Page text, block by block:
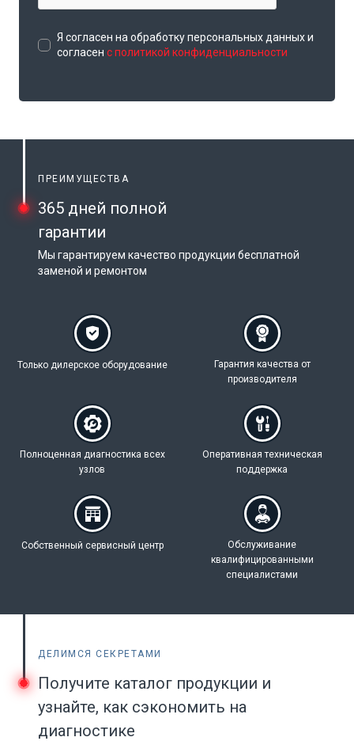
Я согласен на обработку персональных данных и
согласен с политикой конфиденциальности
ПРЕИМУЩЕСТВА
365 дней полной
гарантии
Мы гарантируем качество продукции бесплатной
заменой и ремонтом
Только дилерское оборудование Гарантия качества от
производителя
Полноценная диагностика всех
узлов
Оперативная техническая
поддержка
Собственный сервисный центр
Обслуживание
квалифицированными
специалистами
ДЕЛИМСЯ СЕКРЕТАМИ
Получите каталог продукции и
узнайте, как сэкономить на
диагностике